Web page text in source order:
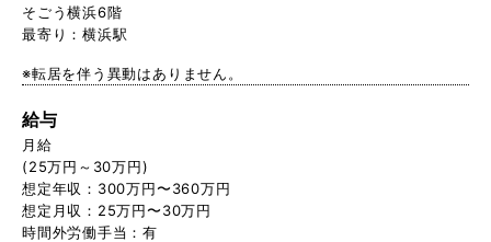
そごう横浜6階
最寄り：横浜駅
※転居を伴う異動はありません。
給与
月給
(25万円～30万円)
想定年収：300万円〜360万円
想定月収：25万円〜30万円
時間外労働手当：有